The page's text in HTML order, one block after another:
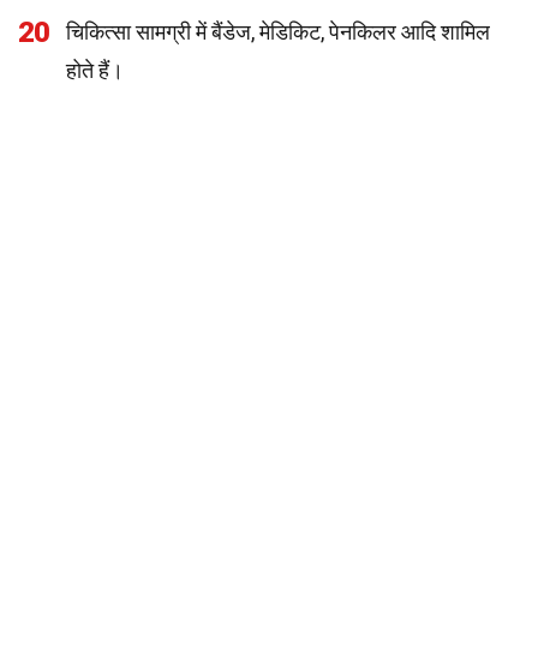
20
चिकित्सा सामग्री में बैंडेज, मेडिकिट, पेनकिलर आदि शामिल
होते हैं।